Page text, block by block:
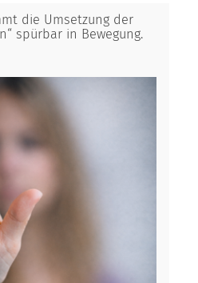
die Umsetzung der
spürbar in Bewegung.